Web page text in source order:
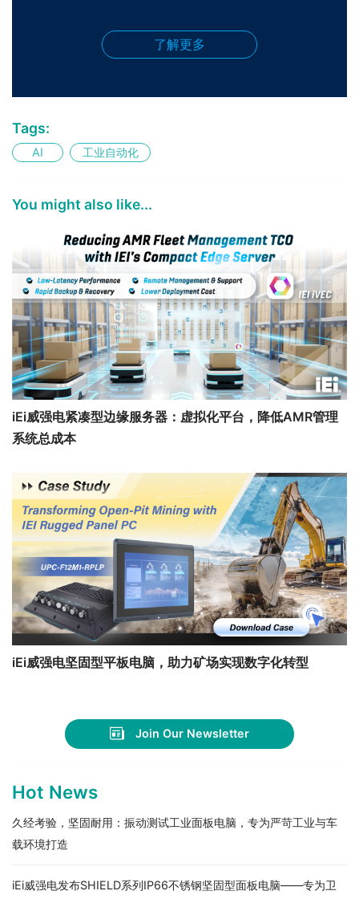
了解更多
Tags:
AI 工业自动化
You might also like...
iEi威强电紧凑型边缘服务器：虚拟化平台，降低AMR管理
系统总成本
iEi威强电坚固型平板电脑，助力矿场实现数字化转型
Join Our Newsletter
Hot News
久经考验，坚固耐用：振动测试工业面板电脑，专为严苛工业与车
载环境打造
iEi威强电发布SHIELD系列IP66不锈钢坚固型面板电脑——专为卫